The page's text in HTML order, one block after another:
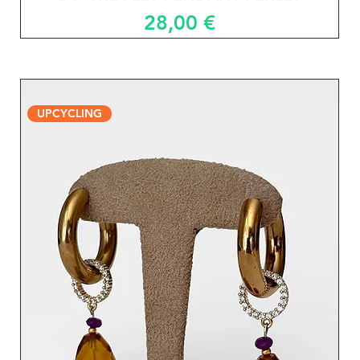
Prix
28,00 €
UPCYCLING